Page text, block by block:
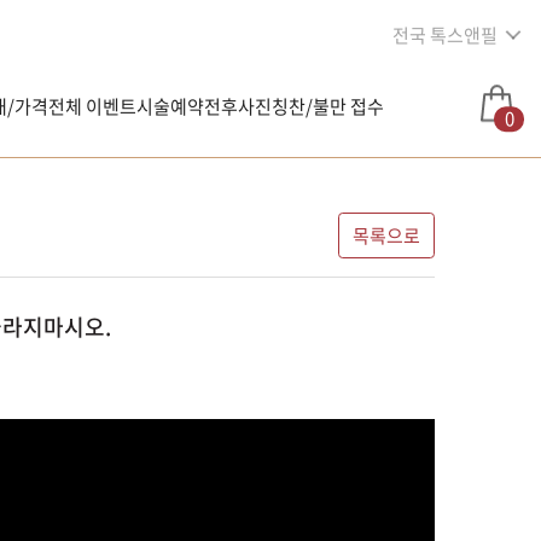
전국 톡스앤필
/가격전체 이벤트시술예약전후사진칭찬/불만 접수 0
목록으로
지마시오.